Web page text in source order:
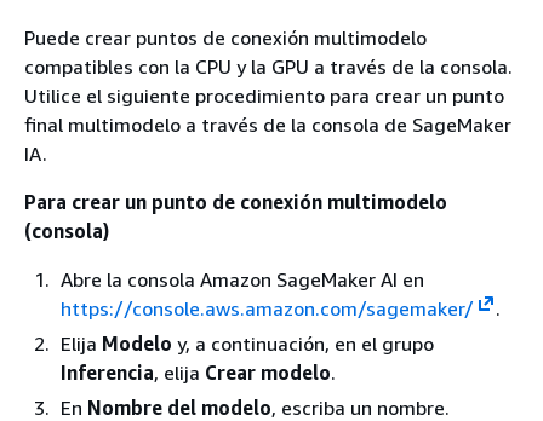
Puede crear puntos de conexión multimodelo
compatibles con la CPU y la GPU a través de la consola.
Utilice el siguiente procedimiento para crear un punto
final multimodelo a través de la consola de SageMaker
IA.
Para crear un punto de conexión multimodelo
(consola)
Abre la consola Amazon SageMaker AI en
https://console.aws.amazon.com/sagemaker/
.
Elija Modelo y, a continuación, en el grupo
Inferencia, elija Crear modelo.
En Nombre del modelo, escriba un nombre.